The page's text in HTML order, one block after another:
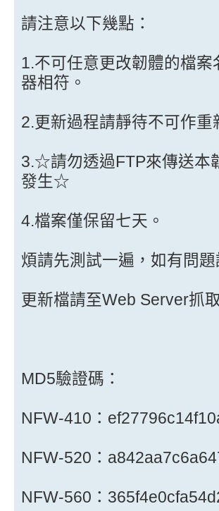
請注意以下幾點：
1.不可任意更改韌體的檔
器相符。
2.更新過程請靜待不可作
3.☆請勿透過FTP來傳送本
發生☆
4.檔案僅保留七天。
煩請先測試一遍，如有問
更新檔請至Web Server抓取
MD5驗證碼：
NFW-410：
NFW-520：
NFW-560：